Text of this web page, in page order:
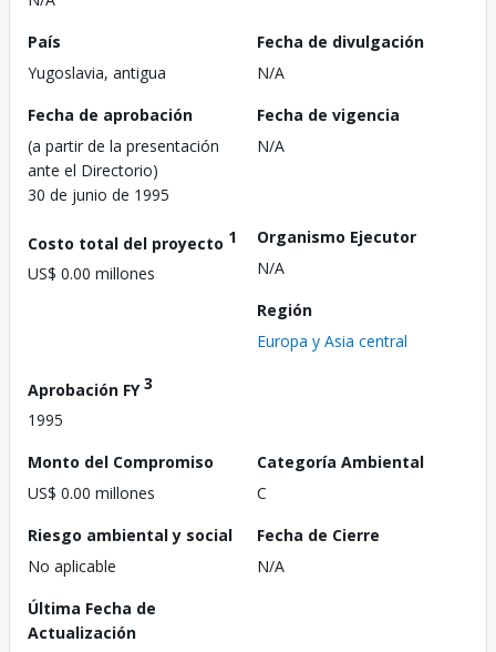
País
Yugoslavia, antigua
Fecha de divulgación
N/A
Fecha de aprobación
(a partir de la presentación
ante el Directorio)
30 de junio de 1995
Fecha de vigencia
N/A
Costo total del proyecto 1
US$ 0.00 millones
Organismo Ejecutor
N/A
Región
Europa y Asia central
Aprobación FY3
1995
Monto del Compromiso
US$ 0.00 millones
Categoría Ambiental
C
Riesgo ambiental y social
No aplicable
Fecha de Cierre
N/A
Última Fecha de
Actualización